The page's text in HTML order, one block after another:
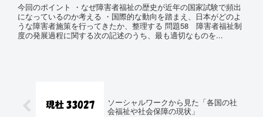
今回のポイント ・なぜ障害者福祉の歴史が近年の国家試験で頻出
になっているのか考える ・国際的な動向を踏まえ、日本がどのよ
うな障害者施策を行ってきたか、整理する 問題58 障害者福祉制
度の発展過程に関する次の記述のうち、最も適切なものを...
ソーシャルワークから見た「各国の社
会福祉や社会保障の現状」